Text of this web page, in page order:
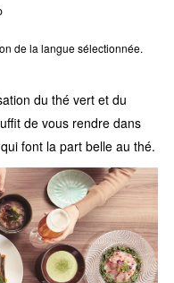
de la langue sélectionnée.
du thé vert et du
de vous rendre dans
font la part belle au thé.